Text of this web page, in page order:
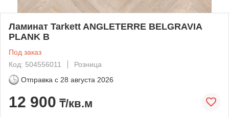
Ламинат Tarkett ANGLETERRE BELGRAVIA
PLANK В
Под заказ
Код: 504556011
Розница
Отправка с 28 августа 2026
12 900 ₸/кв.м